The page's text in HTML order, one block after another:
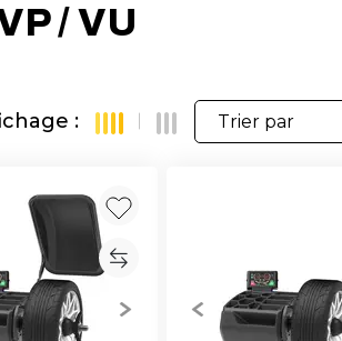
/ VU
: